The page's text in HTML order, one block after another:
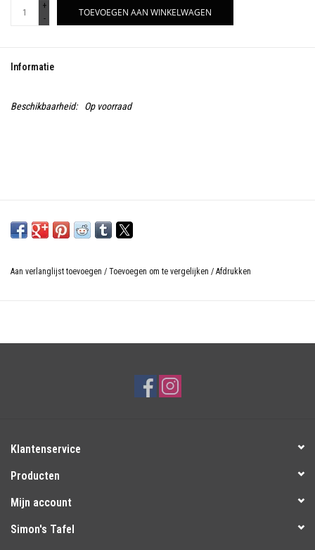
+
-
TOEVOEGEN AAN WINKELWAGEN
Informatie
Beschikbaarheid: Op voorraad
Aan verlanglijst toevoegen / Toevoegen om te vergelijken / Afdrukken
Klantenservice
Producten
Mijn account
Simon's Tafel